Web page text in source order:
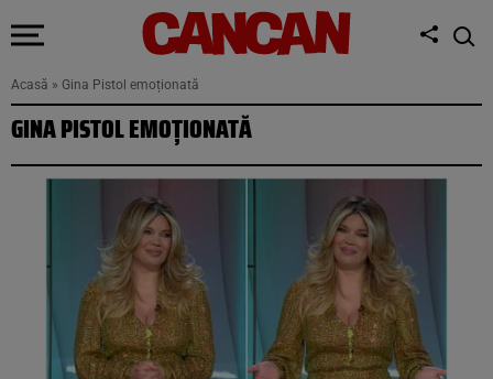
Acasă » Gina Pistol emoționată
GINA PISTOL EMOȚIONATĂ